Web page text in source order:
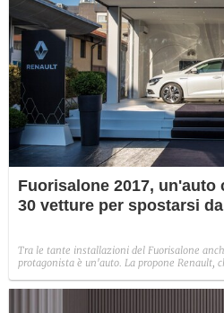
Fuorisalone 2017, un'auto
30 vetture per spostarsi
Tra le tante installazioni del Fuorisalone
protagonista è un'auto. La propone Renault,
francese da poter noleggiare gratuitamente